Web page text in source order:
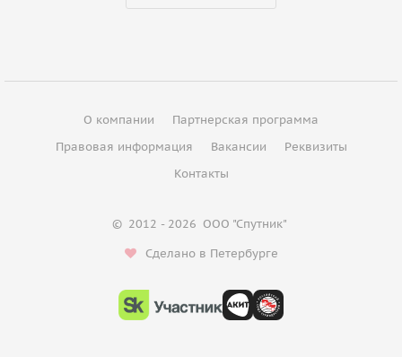
О компании
Партнерская программа
Правовая информация
Вакансии
Реквизиты
Контакты
© 2012 - 2026 ООО "Спутник"
Сделано в Петербурге